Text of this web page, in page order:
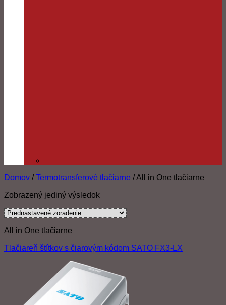
Domov / Termotransferové tlačiarne /All in One tlačiarne
Zobrazený jediný výsledok
All in One tlačiarne
Tlačiareň štítkov s čiarovým kódom SATO FX3-LX